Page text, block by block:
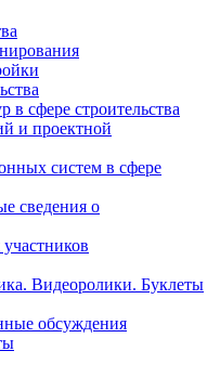
сфере строительства
и проектной
систем в сфере
сведения о
Видеоролики. Буклеты
обсуждения